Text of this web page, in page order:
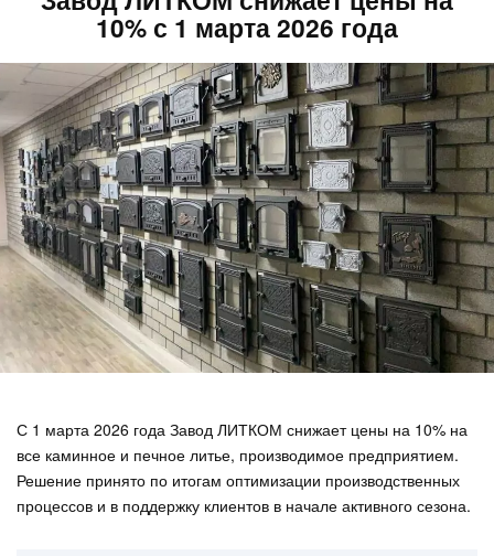
10% с 1 марта 2026 года
С 1 марта 2026 года Завод ЛИТКОМ снижает цены на 10% на
все каминное и печное литье, производимое предприятием.
Решение принято по итогам оптимизации производственных
процессов и в поддержку клиентов в начале активного сезона.